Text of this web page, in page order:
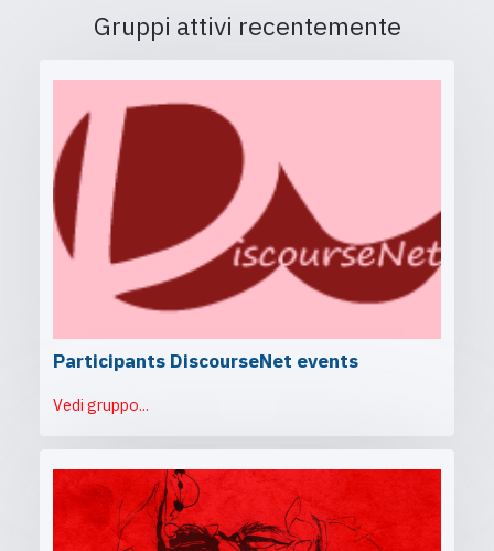
Gruppi attivi recentemente
Participants DiscourseNet events
Vedi gruppo...